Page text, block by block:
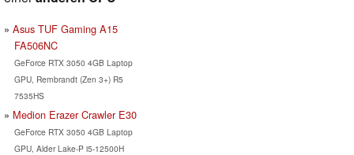
Asus TUF Gaming A15
FA506NC
GeForce RTX 3050 4GB Laptop
GPU, Rembrandt (Zen 3+) R5
7535HS
Medion Erazer Crawler E30
GeForce RTX 3050 4GB Laptop
GPU, Alder Lake-P i5-12500H